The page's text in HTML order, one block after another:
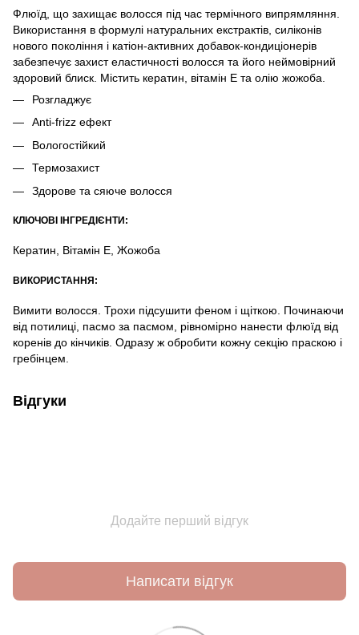
Флюїд, що захищає волосся під час термічного випрямляння.
Використання в формулі натуральних екстрактів, силіконів
нового покоління і катіон-активних добавок-кондиціонерів
забезпечує захист еластичності волосся та його неймовірний
здоровий блиск. Містить кератин, вітамін Е та олію жожоба.
Розгладжує
Anti-frizz ефект
Вологостійкий
Термозахист
Здорове та сяюче волосся
КЛЮЧОВІ ІНГРЕДІЄНТИ:
Кератин, Вітамін Е, Жожоба
ВИКОРИСТАННЯ:
Вимити волосся. Трохи підсушити феном і щіткою. Починаючи
від потилиці, пасмо за пасмом, рівномірно нанести флюїд від
коренів до кінчиків. Одразу ж обробити кожну секцію праскою і
гребінцем.
Відгуки
Додайте перший відгук
Написати відгук